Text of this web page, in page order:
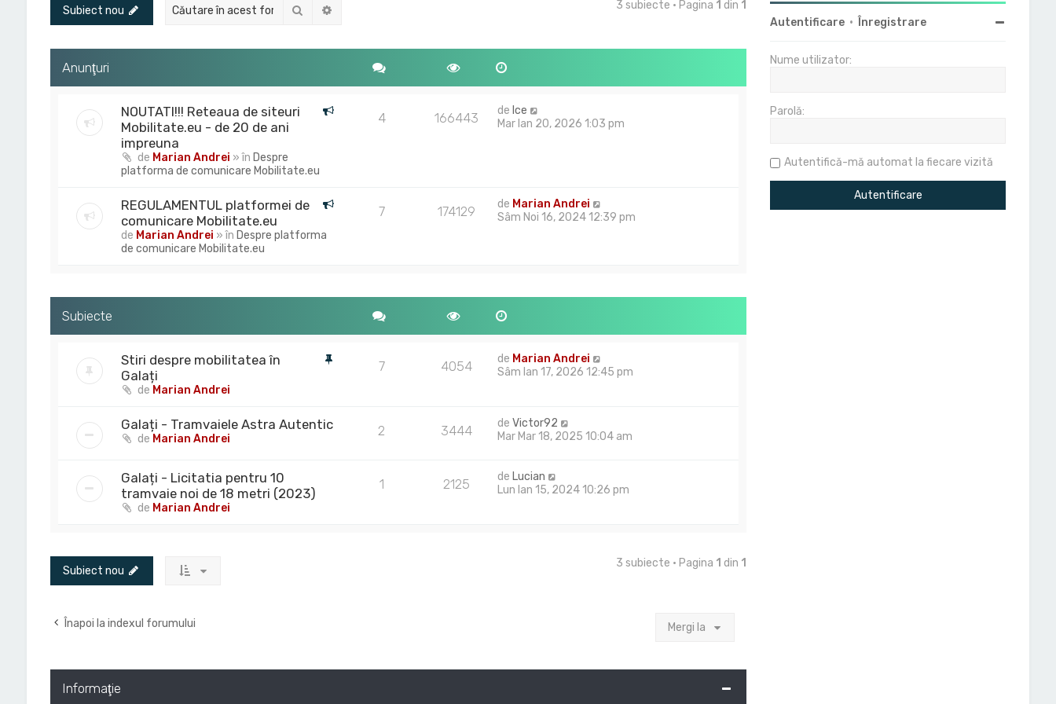
Subiect nou Căutare 3 subiecte • Pagina 1 din 1
Anunţuri
NOUTATI!!! Reteaua de siteuri
Mobilitate.eu - de 20 de ani
impreuna
de Marian Andrei » în Despre
platforma de comunicare Mobilitate.eu
4 166443 de Ice
Mar Ian 20, 2026 1:03 pm
REGULAMENTUL platformei de
comunicare Mobilitate.eu
de Marian Andrei » în Despre platforma
de comunicare Mobilitate.eu
7 174129 de Marian Andrei
Sâm Noi 16, 2024 12:39 pm
Subiecte
Stiri despre mobilitatea în
Galați
de Marian Andrei
7 4054 de Marian Andrei
Sâm Ian 17, 2026 12:45 pm
Galați - Tramvaiele Astra Autentic
de Marian Andrei
2 3444 deVictor92
Mar Mar 18, 2025 10:04 am
Galați - Licitatia pentru 10
tramvaie noi de 18 metri (2023)
de Marian Andrei
1 2125 de Lucian
Lun Ian 15, 2024 10:26 pm
Subiect nou
3 subiecte • Pagina 1 din 1
Înapoi la indexul forumului Mergi la
Informaţie
Autentificare • Înregistrare
Nume utilizator:
Parolă:
Autentifică-mă automat la fiecare vizită